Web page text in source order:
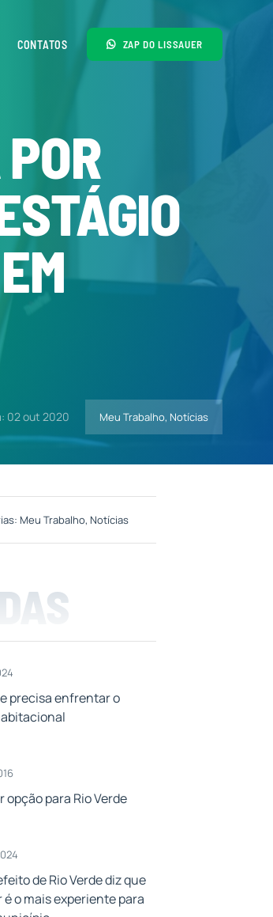
CONTATOS ZAP DO LISSAUER
02 out 2020 Meu Trabalho, Notícias
Meu Trabalho, Notícias
precisa enfrentar o
opção para Rio Verde
de Rio Verde diz que
é o mais experiente para